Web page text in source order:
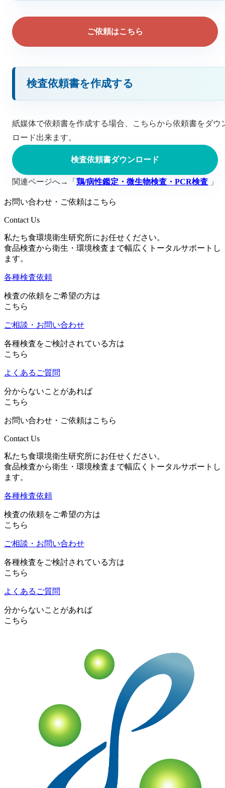
ご依頼はこちら
検査依頼書を作成する
紙媒体で依頼書を作成する場合、こちらから依頼書をダウ
ロード出来ます。
検査依頼書ダウンロード
関連ページへ→「 鶏/病性鑑定・微生物検査・PCR検査 」
お問い合わせ・ご依頼はこちら
Contact Us
私たち食環境衛生研究所にお任せください。
食品検査から衛生・環境検査まで幅広くトータルサポートし
ます。
各種検査依頼
検査の依頼をご希望の方は
こちら
ご相談・お問い合わせ
各種検査をご検討されている方は
こちら
よくあるご質問
分からないことがあれば
こちら
お問い合わせ・ご依頼はこちら
Contact Us
私たち食環境衛生研究所にお任せください。
食品検査から衛生・環境検査まで幅広くトータルサポートし
ます。
各種検査依頼
検査の依頼をご希望の方は
こちら
ご相談・お問い合わせ
各種検査をご検討されている方は
こちら
よくあるご質問
分からないことがあれば
こちら